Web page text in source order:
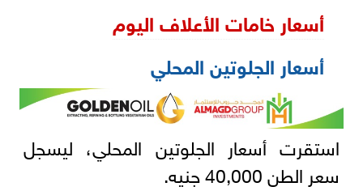
أسعار خامات الأعلاف اليوم
أسعار الجلوتين المحلي
استقرت أسعار الجلوتين المحلي، ليسجل
سعر الطن 40,000 جنيه.